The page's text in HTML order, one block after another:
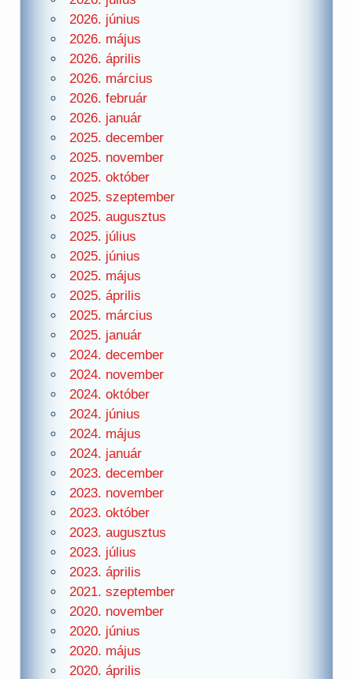
2026. június
2026. május
2026. április
2026. március
2026. február
2026. január
2025. december
2025. november
2025. október
2025. szeptember
2025. augusztus
2025. július
2025. június
2025. május
2025. április
2025. március
2025. január
2024. december
2024. november
2024. október
2024. június
2024. május
2024. január
2023. december
2023. november
2023. október
2023. augusztus
2023. július
2023. április
2021. szeptember
2020. november
2020. június
2020. május
2020. április